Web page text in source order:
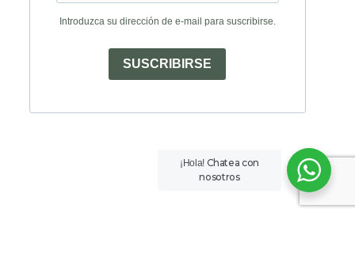
Introduzca su dirección de e-mail para suscribirse.
SUSCRIBIRSE
¡Hola! Chatea con
nosotros